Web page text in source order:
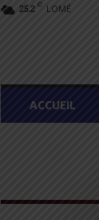
25.2 C LOMÉ
L
M
ACCUEIL